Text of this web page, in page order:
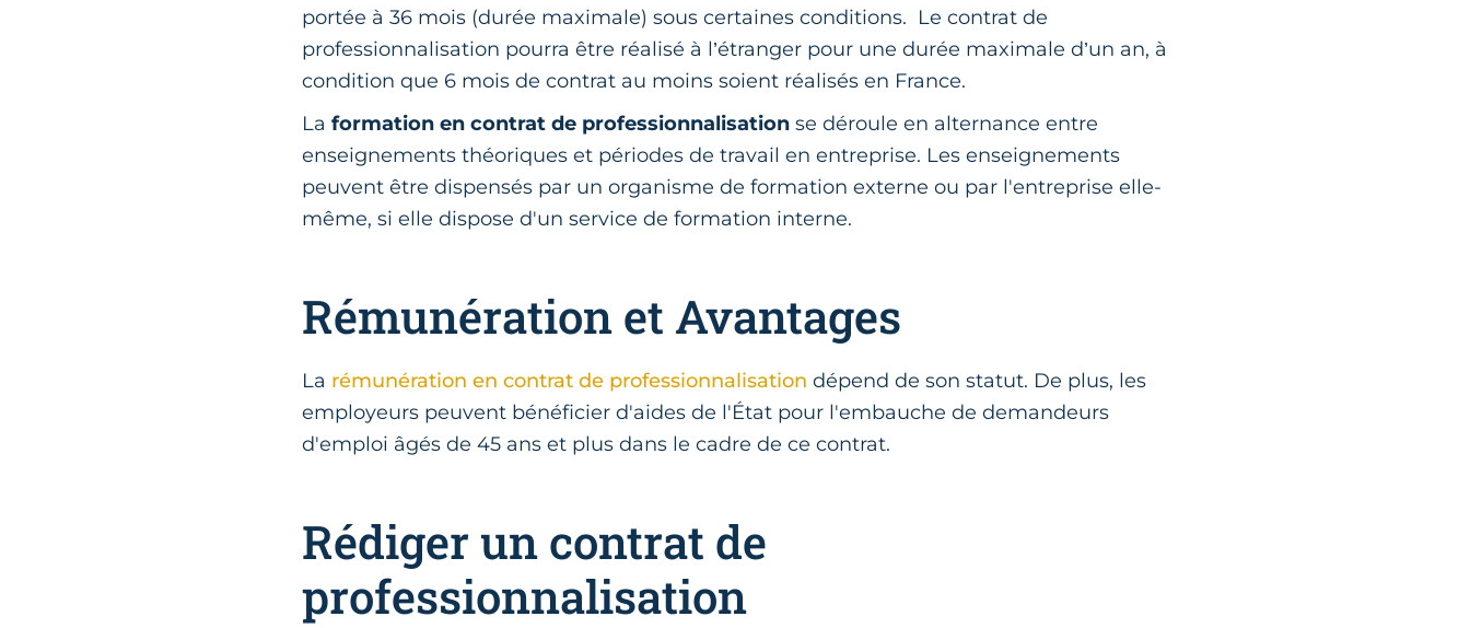
portée à 36 mois (durée maximale) sous certaines conditions. Le contrat de
professionnalisation pourra être réalisé à l’étranger pour une durée maximale d’un an, à
condition que 6 mois de contrat au moins soient réalisés en France.
Laformation en contrat de professionnalisation se déroule en alternance entre
enseignements théoriques et périodes de travail en entreprise. Les enseignements
peuvent être dispensés par un organisme de formation externe ou par l'entreprise elle-
même, si elle dispose d'un service de formation interne.
Rémunération et Avantages
La rémunération en contrat de professionnalisation dépend de son statut. De plus, les
employeurs peuvent bénéficier d'aides de l'État pour l'embauche de demandeurs
d'emploi âgés de 45 ans et plus dans le cadre de ce contrat.
Rédiger un contrat de
professionnalisation